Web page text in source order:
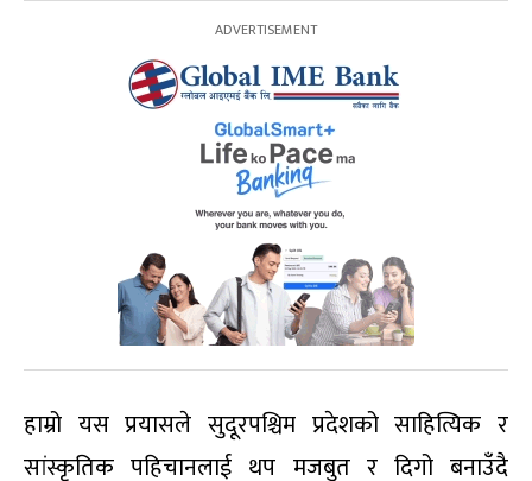
हाम्रो यस प्रयासले सुदूरपश्चिम प्रदेशको साहित्यिक र
सांस्कृतिक पहिचानलाई थप मजबुत र दिगो बनाउँदै